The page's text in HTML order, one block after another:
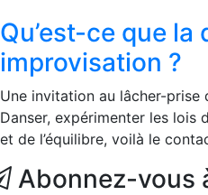
Qu’est-ce que
improvisation ?
Une invitation au lâcher-prise
Danser, expérimenter les lois
et de l’équilibre, voilà le
Abonnez-vous